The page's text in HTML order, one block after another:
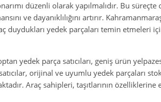
düzenli olarak yapılmalıdır. Bu
ve dayanıklılığını artırır.
duydukları yedek parçaları temin etmeleri
yedek parça satıcıları, geniş ürün
orijinal ve uyumlu yedek parçaları
Araç sahipleri, taşıtlarının özelliklerine